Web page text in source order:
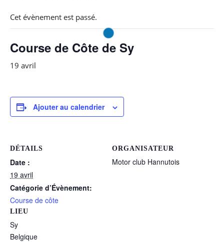
Cet évènement est passé.
Course de Côte de Sy
19 avril
Ajouter au calendrier
DÉTAILS
Date :
19 avril
Catégorie d’Évènement:
Course de côte
LIEU
Sy
Belgique
ORGANISATEUR
Motor club Hannutois